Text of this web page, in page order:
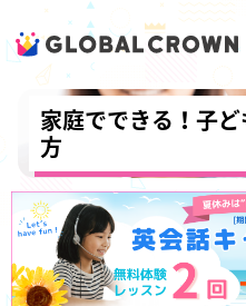
家庭でできる！子
方